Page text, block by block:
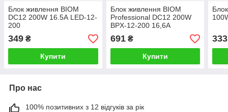
Блок живлення BIOM
DC12 200W 16.5А LED-12-
200
349 ₴
Купити
Блок живлення BIOM
Professional DC12 200W
BPX-12-200 16,6А
691₴
Купити
333
Про нас
100% позитивних з 12 відгуків за рік